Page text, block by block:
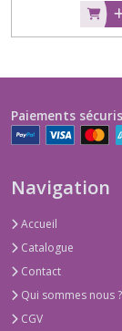
Paiements
Navigation
Accueil
Catalogue
Contact
Qui sommes nous ?
CGV